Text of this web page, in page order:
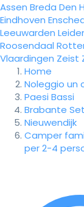
Assen Breda Den
Eindhoven
Leeuwarden
Roosendaal
Vlaardingen Zeist
Home
Noleggio un
Paesi Bassi
Brabante
Nieuwendijk
Camper
per 2-4